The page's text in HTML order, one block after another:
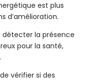
est plus
d’amélioration.
détecter la présence
pour la santé,
vérifier si des